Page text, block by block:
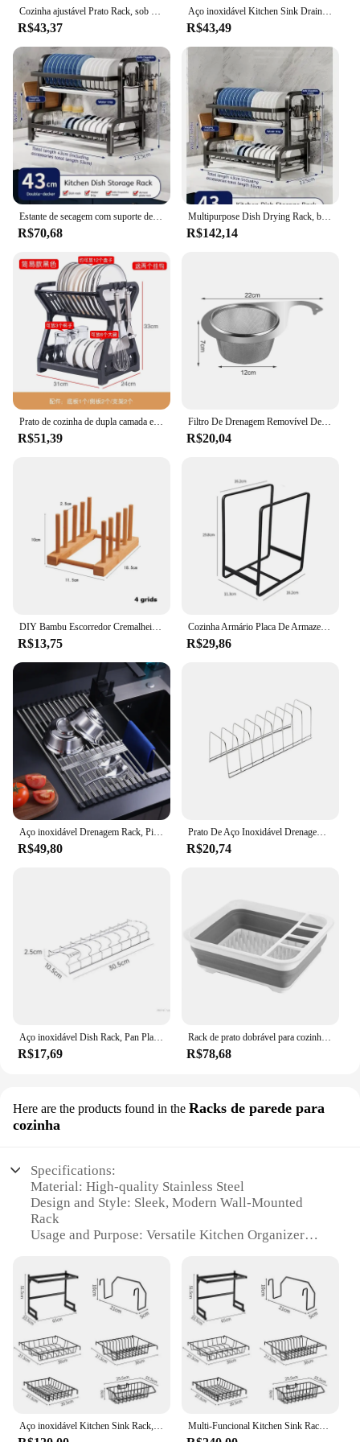
Cozinha ajustável Prato Rack, sob a gaveta do armário, colher, suporte de armazenamento pauzinho, espaçamento retrátil, disco de secagem, prateleira Organizador
R$43,37
Aço inoxidável Kitchen Sink Drain Basket, Household, Espessado, Retrátil, Vegetais e Frutas
R$43,49
Estante de secagem com suporte de utensílio, Compact Kitchen Drainboard Set, grande escorredor à prova de ferrugem, 2-Tier
R$70,68
Multipurpose Dish Drying Rack, bancada da cozinha com copos, suporte do utensílio, tábua de corte, economia de espaço, preto, branco, 2 níveis
R$142,14
R$51,39
Filtro De Drenagem Removível De Dupla Camada Cesta De Drenagem Cremalheira De Armazenamento Torneira De Aço Inoxidável Filtro Pendurado Ferramentas De Cozinha
R$20,04
R$13,75
Cozinha Armário Placa De Armazenamento, Bancada Prato Rack, Jantar Placa Gaveta, Partição Dreno, Layered Armazenamento Rack, Acessórios, 1Pc
R$29,86
R$49,80
Prato De Aço Inoxidável Drenagem Rack, Multiuso, Pratos De Armazenamento, Espaço Saving Bowls, Escorredor Titular, Cozinha
R$20,74
R$17,69
Rack de prato dobrável para cozinha Cesta de drenagem Vazamento de água Tigela de drenagem Bandeja lavável Ferramentas de armazenamento
R$78,68
Here are the products found in the Racks de parede para
cozinha
Specifications:
Material: High-quality Stainless Steel
Design and Style: Sleek, Modern Wall-Mounted
Rack
Usage and Purpose: Versatile Kitchen Organizer
Shape or Size or Weight or Quantity: Customizable
Set Options
Applicable People: Ideal for Home Chefs and
Commercial Kitchens
Features:
|Wholesale|
**Effortless Kitchen Organization**
The Escorredor de cozinha is a revolutionary
Multi-Funcional Kitchen Sink Rack, Copos e Cortador, Escorredor De Prato, Organizador De Armazenamento